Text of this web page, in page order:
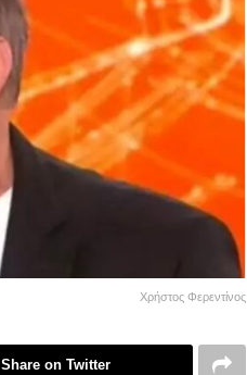
Χρήστος Φερεντίνος
Share on Twitter